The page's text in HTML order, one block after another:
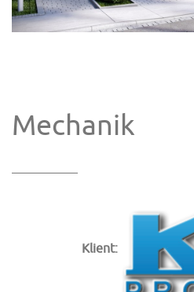
Mechanik
Klient: